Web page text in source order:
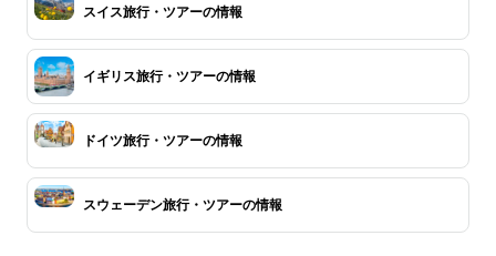
スイス旅行・ツアーの情報
イギリス旅行・ツアーの情報
ドイツ旅行・ツアーの情報
スウェーデン旅行・ツアーの情報